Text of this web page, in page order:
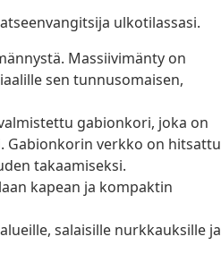
ulkotilassasi.
Massiivimänty on
sen tunnusomaisen,
gabionkori, joka on
Gabionkorin verkko on hitsattu
takaamiseksi.
kapean ja kompaktin
salaisille nurkkauksille ja